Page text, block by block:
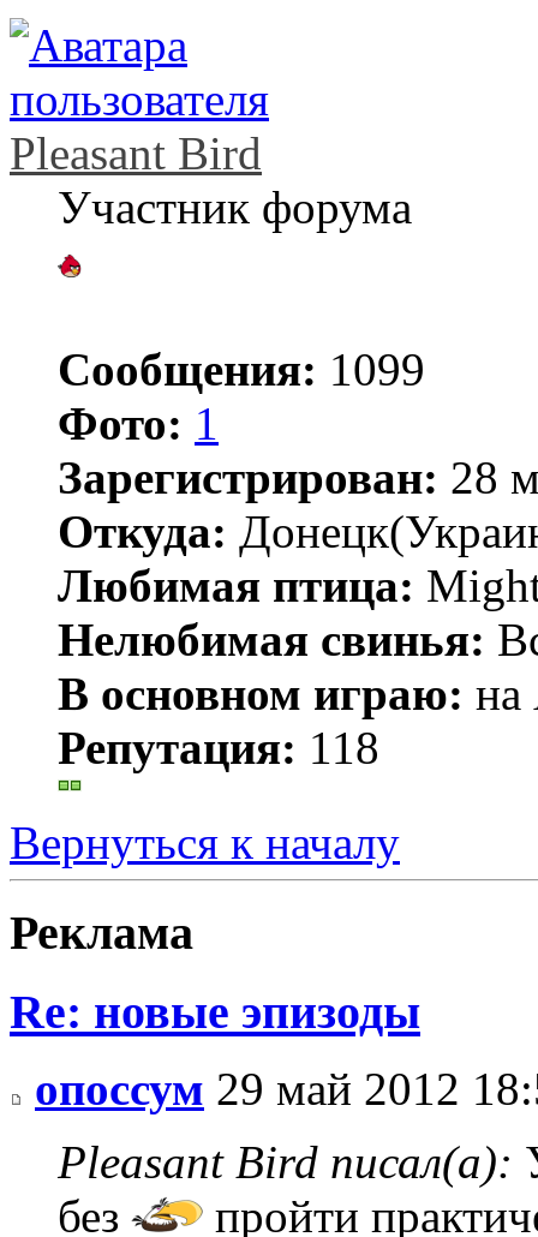
Pleasant Bird
Участник форума
Сообщения: 1099
Фото: 1
Зарегистрирован: 28
Откуда:
Любимая птица:
Нелюбимая свинья:
В основном играю: на
Репутация: 118
Вернуться к началу
Реклама
Re: новые эпизоды
опоссум 29 май 2012
Pleasant Bird писал(а):
без
пройти